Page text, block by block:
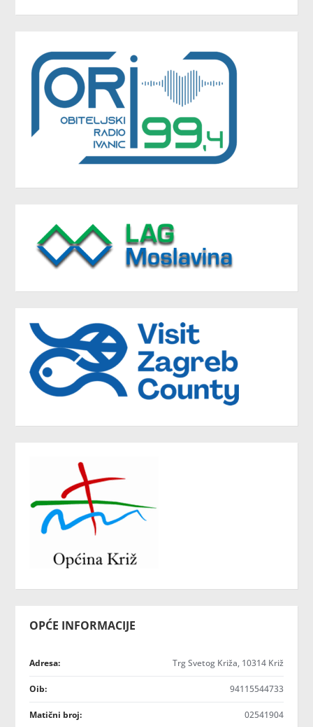
OPĆE INFORMACIJE
Adresa: Trg Svetog Križa, 10314 Križ
Oib: 94115544733
Matični broj: 02541904